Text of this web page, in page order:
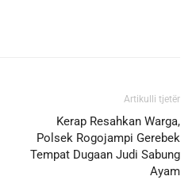
Artikulli tjetër
Kerap Resahkan Warga,
Polsek Rogojampi Gerebek
Tempat Dugaan Judi Sabung
Ayam